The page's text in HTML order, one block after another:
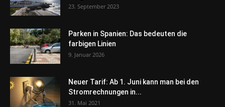
23. September 2023
Parken in Spanien: Das bedeuten die
farbigen Linien
9. Januar 2026
Neuer Tarif: Ab 1. Juni kann man bei den
Stromrechnungen in...
31. Mai 2021